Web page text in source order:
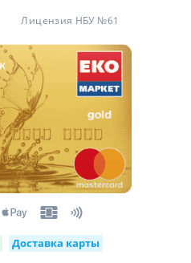
Лицензия НБУ №61
Доставка карты